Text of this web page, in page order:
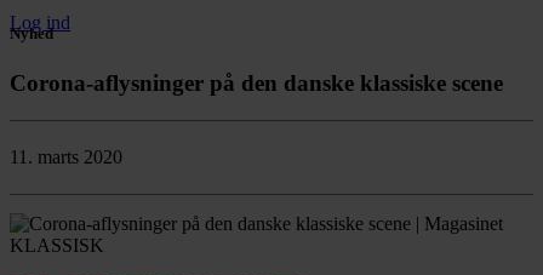
Log ind
Nyhed
Corona-aflysninger på den danske klassiske scene
11. marts 2020